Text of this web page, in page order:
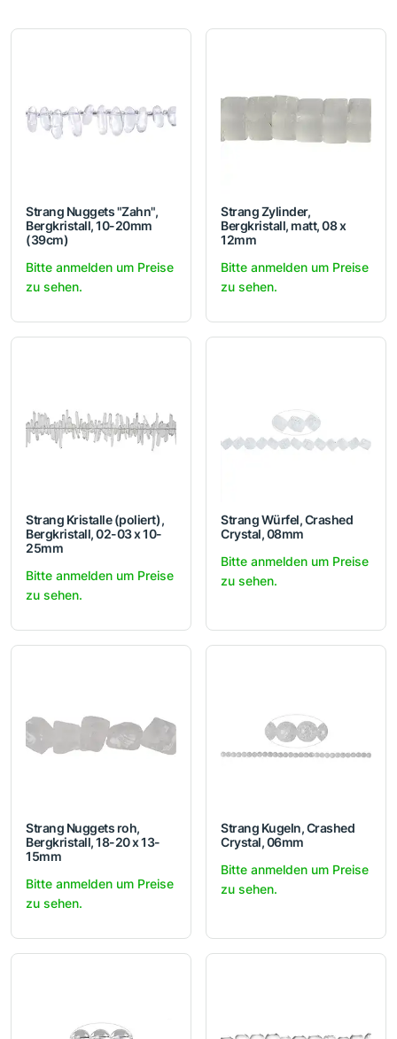
Strang Nuggets "Zahn",
Bergkristall, 10-20mm
(39cm)
Bitte anmelden um Preise
zu sehen.
Strang Zylinder,
Bergkristall, matt, 08 x
12mm
Bitte anmelden um Preise
zu sehen.
Strang Kristalle (poliert),
Bergkristall, 02-03 x 10-
25mm
Bitte anmelden um Preise
zu sehen.
Strang Würfel, Crashed
Crystal, 08mm
Bitte anmelden um Preise
zu sehen.
Strang Nuggets roh,
Bergkristall, 18-20 x 13-
15mm
Bitte anmelden um Preise
zu sehen.
Strang Kugeln, Crashed
Crystal, 06mm
Bitte anmelden um Preise
zu sehen.